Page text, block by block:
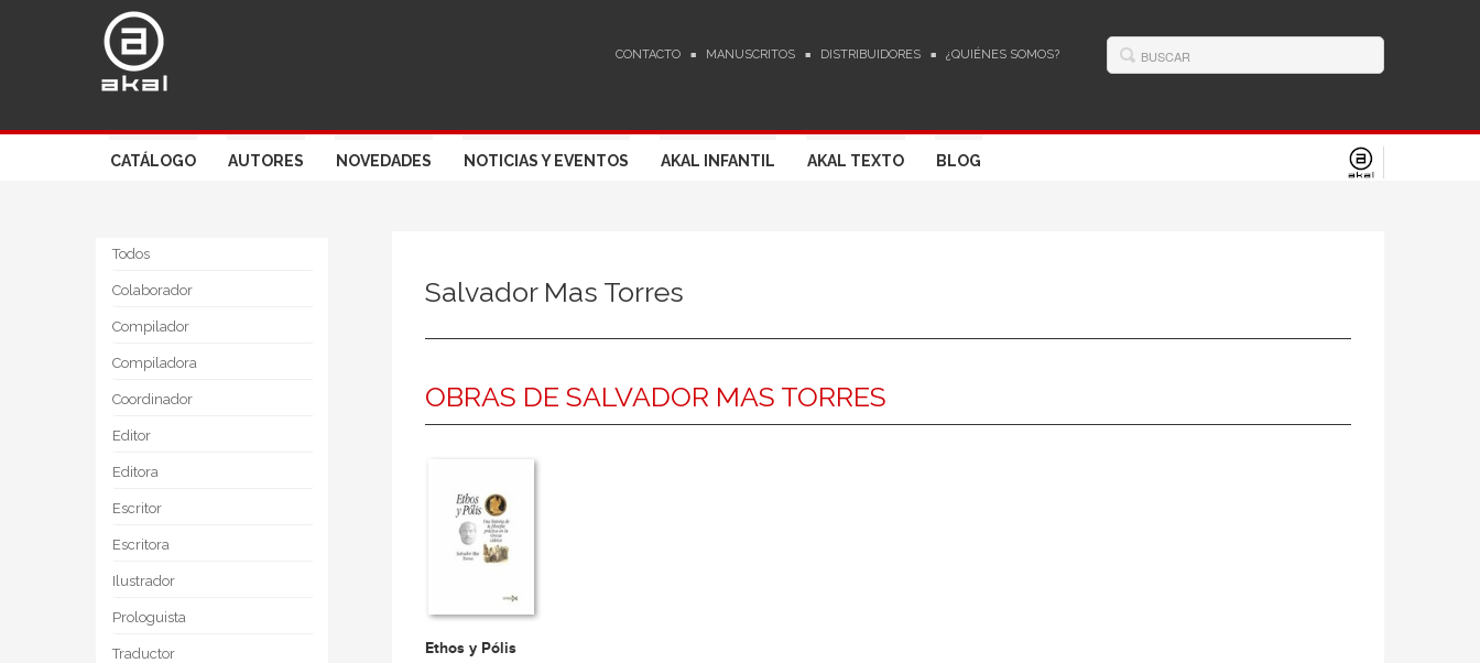
CONTACTO MANUSCRITOS DISTRIBUIDORES ¿QUIÉNES SOMOS?
CATÁLOGO AUTORES NOVEDADES NOTICIAS Y EVENTOS AKAL INFANTIL AKAL TEXTO BLOG
Todos
Colaborador
Compilador
Compiladora
Coordinador
Editor
Editora
Escritor
Escritora
Ilustrador
Prologuista
Traductor
Salvador Mas Torres
OBRAS DE SALVADOR MAS TORRES
Ethos y Pólis